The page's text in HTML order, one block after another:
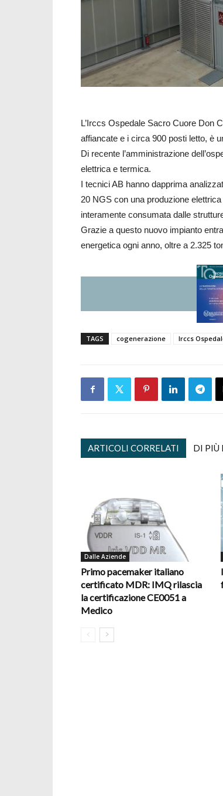
L’Irccs Ospedale Sacro Cuore Don
affiancate e i circa 900 posti letto, è
Di recente l’amministrazione
elettrica e termica.
I tecnici AB hanno dapprima
20 NGS con una produzione
interamente consumata dalle
Grazie a questo nuovo impianto
energetica ogni anno, oltre a 2.325
TAGS cogenerazione Irccs
ARTICOLI CORRELATI DI PIÙ
Dalle Aziende
Primo pacemaker italiano
certificato MDR: IMQ rilascia
la certificazione CE0051 a
Medico